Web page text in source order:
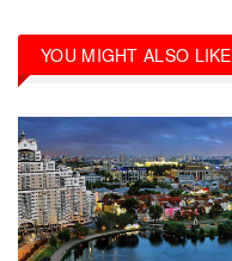
YOU MIGHT ALSO LIKE